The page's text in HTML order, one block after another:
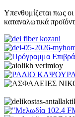
Yπενθυμίζεται πως
καταναλωτικά